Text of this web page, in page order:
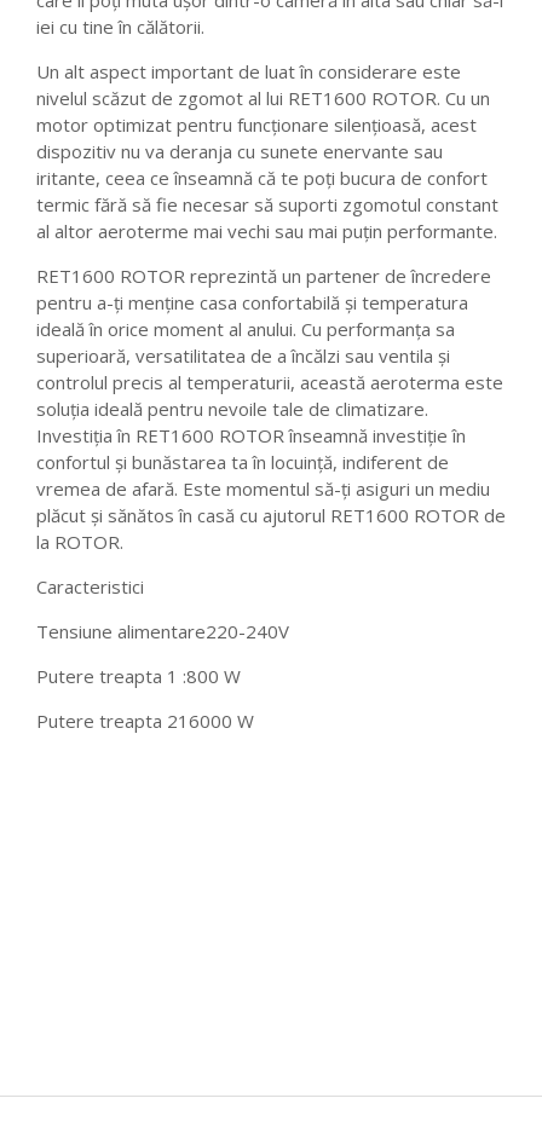
iei cu tine în călătorii.
Un alt aspect important de luat în considerare este
nivelul scăzut de zgomot al lui RET1600 ROTOR. Cu un
motor optimizat pentru funcționare silențioasă, acest
dispozitiv nu va deranja cu sunete enervante sau
iritante, ceea ce înseamnă că te poți bucura de confort
termic fără să fie necesar să suporti zgomotul constant
al altor aeroterme mai vechi sau mai puțin performante.
RET1600 ROTOR reprezintă un partener de încredere
pentru a-ți menține casa confortabilă și temperatura
ideală în orice moment al anului. Cu performanța sa
superioară, versatilitatea de a încălzi sau ventila și
controlul precis al temperaturii, această aeroterma este
soluția ideală pentru nevoile tale de climatizare.
Investiția în RET1600 ROTOR înseamnă investiție în
confortul și bunăstarea ta în locuință, indiferent de
vremea de afară. Este momentul să-ți asiguri un mediu
plăcut și sănătos în casă cu ajutorul RET1600 ROTOR de
la ROTOR.
Caracteristici
Tensiune alimentare220-240V
Putere treapta 1 :800 W
Putere treapta 216000 W